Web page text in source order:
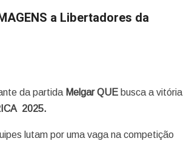
a Libertadores da
da partida MelgarQUE busca a vitória
2025.
lutam por uma vaga na competição